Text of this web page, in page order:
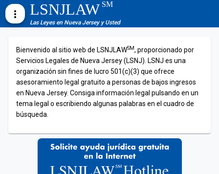
more_vert LSNJLAWSM
Las Leyes en Nueva Jersey y Usted
Bienvenido al sitio web de LSNJLAWSM, proporcionado por
Servicios Legales de Nueva Jersey (LSNJ). LSNJ es una
organización sin fines de lucro 501(c)(3) que ofrece
asesoramiento legal gratuito a personas de bajos ingresos
en Nueva Jersey. Consiga información legal pulsando en un
tema legal o escribiendo algunas palabras en el cuadro de
búsqueda.